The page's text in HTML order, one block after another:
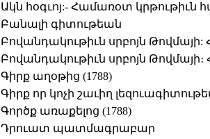
Ակն հօգւոյ:- Համառօտ կրթութիւն
Բանալի գիտութեան
Բովանդակութիւն սրբոյն Թովմայի:
Բովանդակութիւն սրբոյն Թովմայի։
Գիրք աղօթից (1788)
Գիրք որ կոչի շաւիղ
Գործք առաքելոց (1788)
Դրուատ պատմագրաբար